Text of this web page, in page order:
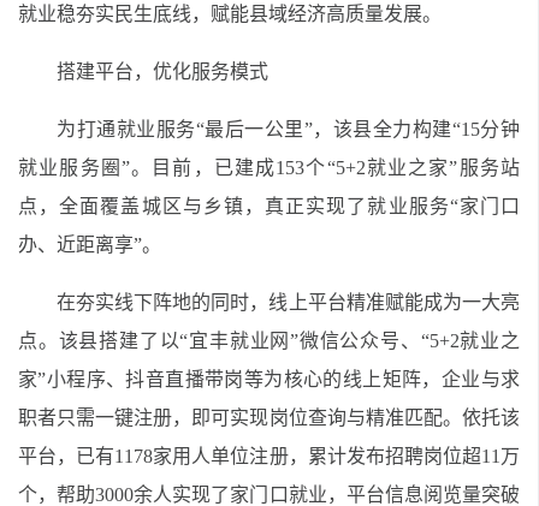
就业稳夯实民生底线，赋能县域经济高质量发展。
搭建平台，优化服务模式
为打通就业服务“最后一公里”，该县全力构建“15分钟
就业服务圈”。目前，已建成153个“5+2就业之家”服务站
点，全面覆盖城区与乡镇，真正实现了就业服务“家门口
办、近距离享”。
在夯实线下阵地的同时，线上平台精准赋能成为一大亮
点。该县搭建了以“宜丰就业网”微信公众号、“5+2就业之
家”小程序、抖音直播带岗等为核心的线上矩阵，企业与求
职者只需一键注册，即可实现岗位查询与精准匹配。依托该
平台，已有1178家用人单位注册，累计发布招聘岗位超11万
个，帮助3000余人实现了家门口就业，平台信息阅览量突破